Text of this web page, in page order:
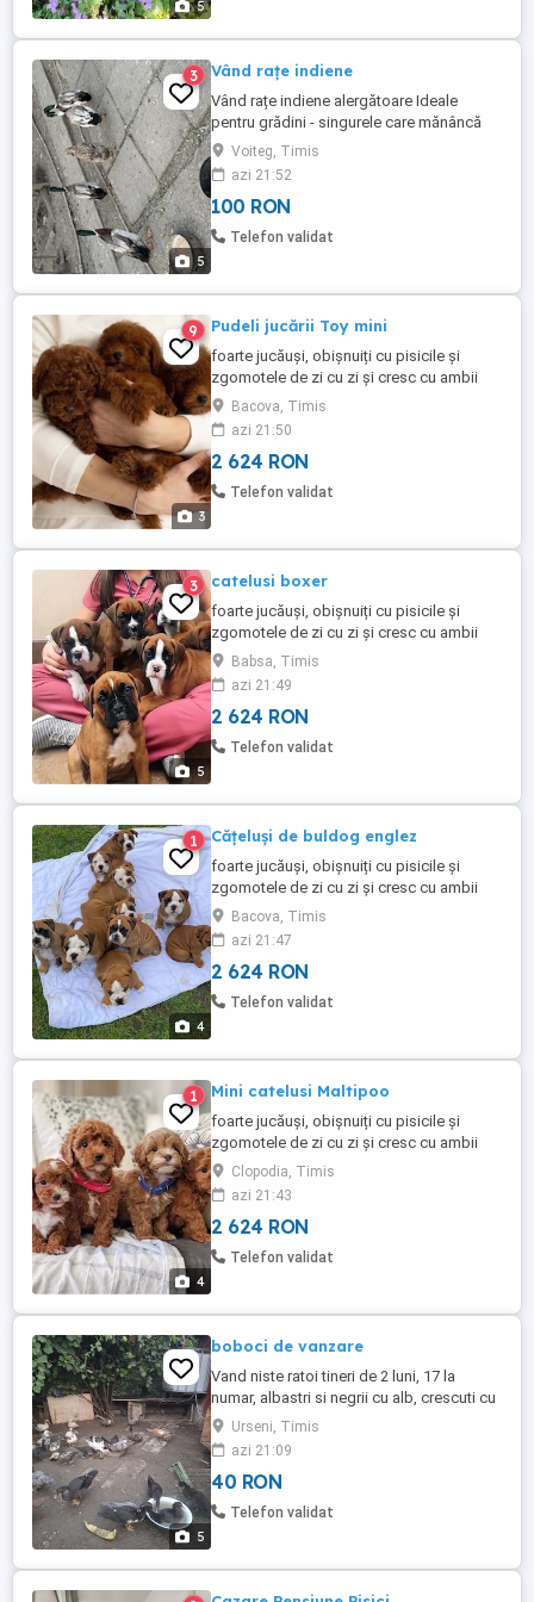
5
5
3 Vând rațe indiene
Vând rațe indiene alergătoare Ideale
pentru grădini - singurele care mănâncă
melcii limacsi - fără cochilie Femele și
masculi - contact Lili - Alte detalii Google :
Rațele Alergătoare Indiene sunt păsări
extrem de active, recunoscute pentru
postura lor verticală (ca o sticlă) și
Voiteg, Timis
azi 21:52
100 RON
Telefon validat
3
9 Pudeli jucării Toy mini
foarte jucăuși, obișnuiți cu pisicile și
zgomotele de zi cu zi și cresc cu ambii
părinți. Ambii părinți pot fi văzuți la fața
locului. Câinii noștri locuiesc la țară, într-o
casă cu grădină împrejmuită, la care au
acces și cățeii. De asemenea, sunt
obișnuiți cu o saltea de dresaj pentru căței
Bacova, Timis
azi 21:50
2 624 RON
Telefon validat
5
3 catelusi boxer
foarte jucăuși, obișnuiți cu pisicile și
zgomotele de zi cu zi și cresc cu ambii
părinți. Ambii părinți pot fi văzuți la fața
locului. Câinii noștri locuiesc la țară, într-o
casă cu grădină împrejmuită, la care au
acces și cățeii. De asemenea, sunt
obișnuiți cu o saltea de dresaj pentru căței
Babsa, Timis
azi 21:49
2 624 RON
Telefon validat
4
1 Cățeluși de buldog englez
foarte jucăuși, obișnuiți cu pisicile și
zgomotele de zi cu zi și cresc cu ambii
părinți. Ambii părinți pot fi văzuți la fața
locului. Câinii noștri locuiesc la țară, într-o
casă cu grădină împrejmuită, la care au
acces și cățeii. De asemenea, sunt
obișnuiți cu o saltea de dresaj pentru căței
Bacova, Timis
azi 21:47
2 624 RON
Telefon validat
4
1 Mini catelusi Maltipoo
foarte jucăuși, obișnuiți cu pisicile și
zgomotele de zi cu zi și cresc cu ambii
părinți. Ambii părinți pot fi văzuți la fața
locului. Câinii noștri locuiesc la țară, într-o
casă cu grădină împrejmuită, la care au
acces și cățeii. De asemenea, sunt
obișnuiți cu o saltea de dresaj pentru căței
Clopodia, Timis
azi 21:43
2 624 RON
Telefon validat
5
boboci de vanzare
Vand niste ratoi tineri de 2 luni, 17 la
numar, albastri si negrii cu alb, crescuti cu
cereale, furaj si iarba. Pentru mai multe
detalii la telefon.
Urseni, Timis
azi 21:09
40 RON
Telefon validat